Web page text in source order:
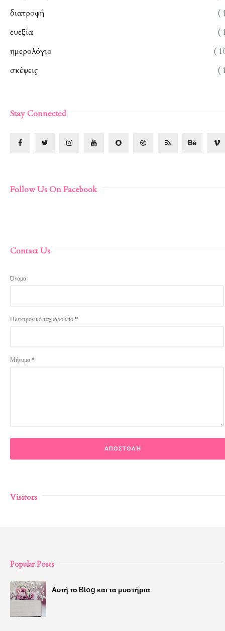
διατροφή
(
ευεξία
(
ημερολόγιο
(
σκέψεις
(
Stay Connected
Follow Us On Facebook
Contact Us
Όνομα
Ηλεκτρονικό ταχυδρομείο *
Μήνυμα *
Visitors
Popular Posts
Αυτή το Blog και τα μυστήρια